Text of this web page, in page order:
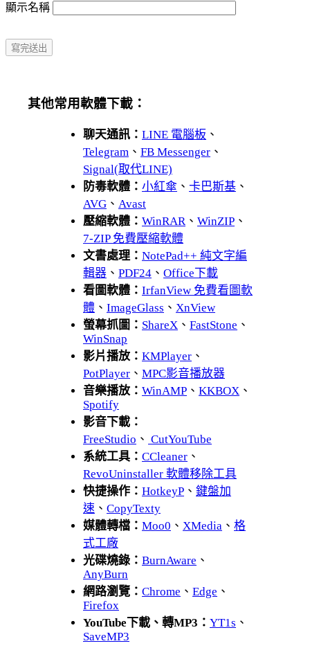
顯示名稱
其他常用軟體下載：
聊天通訊： LINE 電腦板 、
Telegram 、 FB Messenger 、
Signal(取代LINE)
防毒軟體： 小紅傘 、 卡巴斯基 、
AVG 、 Avast
壓縮軟體： WinRAR、 WinZIP 、
7-ZIP 免費壓縮軟體
文書處理： NotePad++ 純文字編
輯器 、 PDF24 、 Office下載
看圖軟體： IrfanView 免費看圖軟
體 、 ImageGlass 、 XnView
螢幕抓圖： ShareX 、 FastStone 、
WinSnap
影片播放： KMPlayer 、
PotPlayer 、 MPC影音播放器
音樂播放： WinAMP 、 KKBOX 、
Spotify
影音下載：
FreeStudio 、 CutYouTube
系統工具： CCleaner 、
RevoUninstaller 軟體移除工具
快捷操作： HotkeyP 、 鍵盤加
速 、 CopyTexty
媒體轉檔： Moo0 、 XMedia 、 格
式工廠
光碟燒錄： BurnAware 、
AnyBurn
網路瀏覽： Chrome 、 Edge 、
Firefox
YouTube下載、轉MP3： YT1s 、
SaveMP3